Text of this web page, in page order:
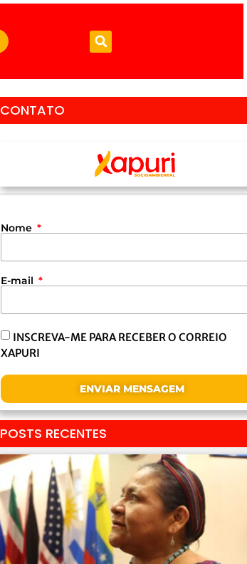
CONTATO
Nome
E-mail
INSCREVA-ME PARA RECEBER O CORREIO
XAPURI
ENVIAR MENSAGEM
POSTS RECENTES